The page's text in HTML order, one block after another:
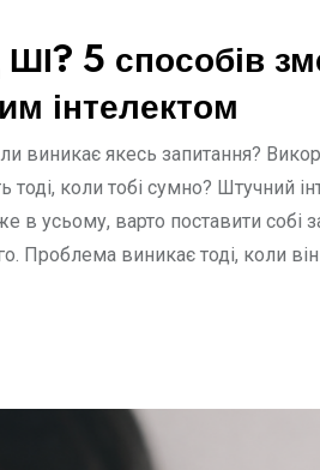
5 способів
інтелектом
виникає якесь запитання?
тоді, коли тобі сумно? Штучний
в усьому, варто поставити собі
Проблема виникає тоді, коли